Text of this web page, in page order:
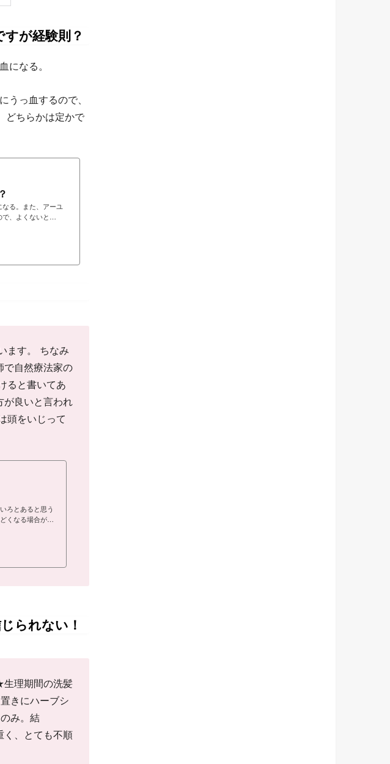
が経験則？
なる。
っ血するので、
どちらかは定かで
る。また、アーユ
、よくないと
ます。 ちなみ
で自然療法家の
ると書いてあ
が良いと言われ
頭をいじって
ろとあると思う
くなる場合が多
られない！
理期間の洗髪
きにハーブシ
み。結
、とても不順